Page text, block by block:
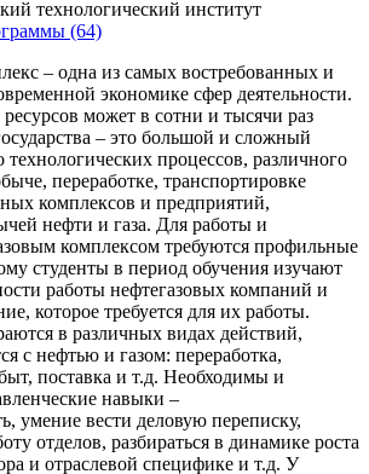
(64)
– одна из самых востребованных и
экономике сфер деятельности.
может в сотни и тысячи раз
– это большой и сложный
процессов, различного
переработке, транспортировке
комплексов и предприятий,
нефти и газа. Для работы и
комплексом требуются профильные
студенты в период обучения изучают
работы нефтегазовых компаний и
которое требуется для их работы.
в различных видах действий,
с нефтью и газом: переработка,
поставка и т.д. Необходимы и
навыки –
умение вести деловую переписку,
отделов, разбираться в динамике роста
и отраслевой специфике и т.д. У